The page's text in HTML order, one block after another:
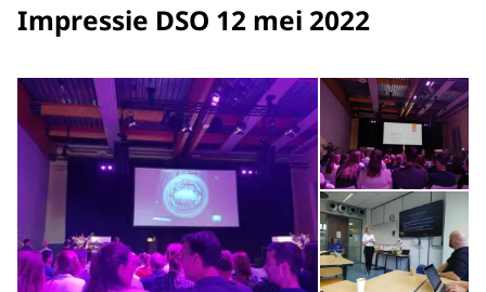
Impressie DSO 12 mei 2022
Open de galerij in vergrote